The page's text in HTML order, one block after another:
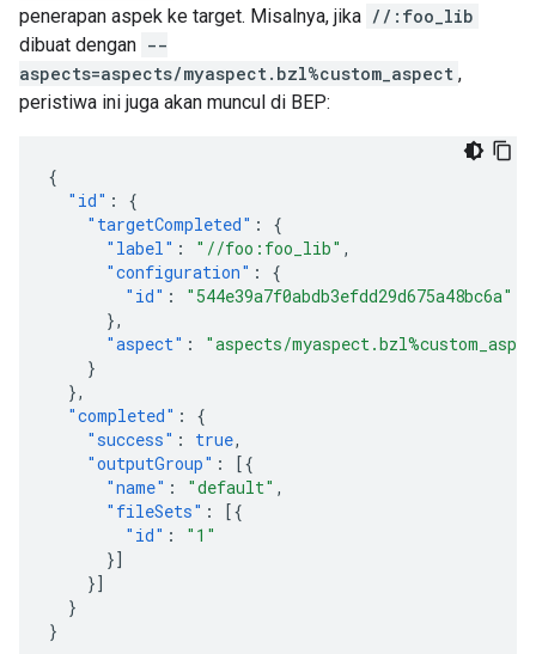
penerapan aspek ke target. Misalnya, jika //:foo_lib
dibuat dengan --
aspects=aspects/myaspect.bzl%custom_aspect ,
peristiwa ini juga akan muncul di BEP:
{
"id" :
{
"targetCompleted" :
{
"label" : "//foo:foo_lib" ,
"configuration" :
{
"id" :
"544e39a7f0abdb3efdd29d675a48bc6a"
},
"aspect" :
"aspects/
}
},
"completed" :
{
"success" : true,
"outputGroup" :
[{
"name" : "default" ,
"fileSets" :
[{
"id" :
"1"
}]
}]
}
}